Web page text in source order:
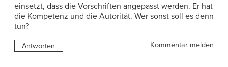
einsetzt, dass die Vorschriften angepasst werden. Er hat
die Kompetenz und die Autorität. Wer sonst soll es denn
tun?
Antworten Kommentar melden